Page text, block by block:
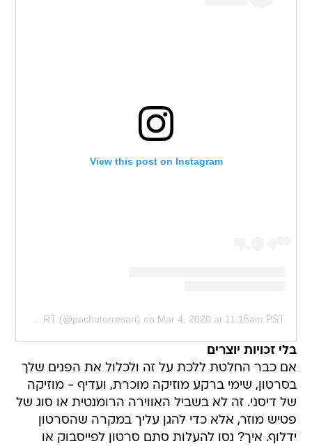
View this post on Instagram
A post shared by Pachu M. Torres ART (@pachutorresart) on Mar 4, 2020 at 11:15am PST
בלי זכויות יוצרים
אם כבר החלטת ללכת על זה ולכלול את הפנים שלך
בסרטון, שימי ברקע מוזיקה מוכרת, ועדיף - מוזיקה
של דיסני. זה לא בשביל האווירה הרומנטית או סוג של
פטיש מוזר, אלא כדי להגן עליך במקרה שהסרטון
ידלוף. איך? נסו להעלות סתם סרטון לפייסבוק או